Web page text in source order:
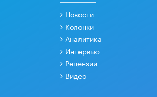
Новости
Колонки
Аналитика
Интервью
Рецензии
Видео